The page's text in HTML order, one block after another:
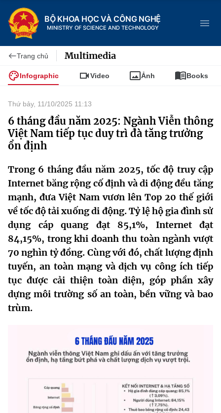
BỘ KHOA HỌC VÀ CÔNG NGHỆ
MINISTRY OF SCIENCE AND TECHNOLOGY
Trang chủ
Giới thiệu
Chức năng nhiệm vụ
Cơ cấu tổ chức
Lịch sử phát triển
Sở Khoa học và Công nghệ
Tin tức sự kiện
Khoa học và Công nghệ
Đổi mới sáng tạo
Chuyển đổi số
Bưu chính, Viễn thông
Sở hữu trí tuệ
Tiêu chuẩn, đo lường, chất lượng
Năng lượng nguyên tử
Tin tổng hợp
Tin địa phương
Dịch vụ công
Hệ thống văn bản
Văn bản chỉ đạo điều hành
Lấy ý kiến người dân về dự thảo VBQPPL
MST IOFFICE
THỐNG KÊ
Khoa học và Công nghệ
Bưu chính, Viễn thông
Tiêu chuẩn, đo lường, chất lượng
Multimedia
THƯ ĐIỆN TỬ
Infographic
Trang chủ Multimedia
Infographic Video Ảnh Books
Thứ bảy, 11/10/2025 11:13
6 tháng đầu năm 2025: Ngành Viễn thông
Việt Nam tiếp tục duy trì đà tăng trưởng
ổn định
Trong 6 tháng đầu năm 2025, tốc độ truy cập
Internet băng rộng cố định và di động đều tăng
mạnh, đưa Việt Nam vươn lên Top 20 thế giới
về tốc độ tải xuống di động. Tỷ lệ hộ gia đình sử
dụng cáp quang đạt 85,1%, Internet đạt
84,15%, trong khidoanh thu toàn ngành vượt
70 nghìn tỷ đồng. Cùng với đó, chất lượng định
tuyến, an toàn mạng và dịch vụ công ích tiếp
tục được cải thiện toàn diện, góp phần xây
dựng môi trường số an toàn, bền vững và bao
trùm.